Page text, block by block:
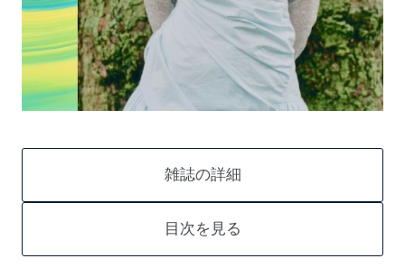
雑誌の詳細
目次を見る